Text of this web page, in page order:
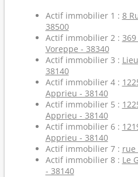
Actif immobilier 1 : 8
38500
Actif immobilier 2 :
Voreppe - 38340
Actif immobilier 3 :
38140
Actif immobilier 4 :
Apprieu - 38140
Actif immobilier 5 :
Apprieu - 38140
Actif immobilier 6 :
Apprieu - 38140
Actif immobilier 7 : rue
Actif immobilier 8 : Le
- 38140